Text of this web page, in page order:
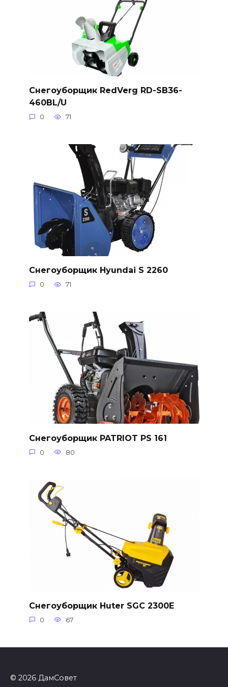
Снегоуборщик RedVerg RD-SB36-
460BL/U
0 71
Снегоуборщик Hyundai S 2260
0 71
Снегоуборщик PATRIOT PS 161
0 80
Снегоуборщик Huter SGC 2300E
0 67
© 2026 ДамСовет